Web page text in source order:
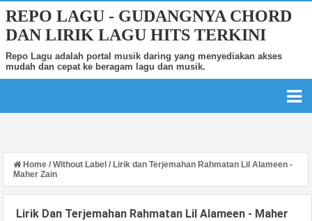
REPO LAGU - GUDANGNYA CHORD
DAN LIRIK LAGU HITS TERKINI
Repo Lagu adalah portal musik daring yang menyediakan akses
mudah dan cepat ke beragam lagu dan musik.
Home / Without Label / Lirik dan Terjemahan Rahmatan Lil Alameen -
Maher Zain
Lirik Dan Terjemahan Rahmatan Lil Alameen - Maher